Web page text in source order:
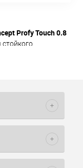
Profy Touch 0.8
стойкого
и высшую степень
при
колориста.
процента